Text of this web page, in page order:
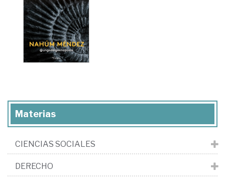
Materias
CIENCIAS SOCIALES
DERECHO